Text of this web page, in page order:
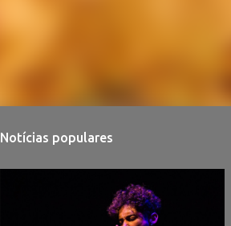
Notícias populares